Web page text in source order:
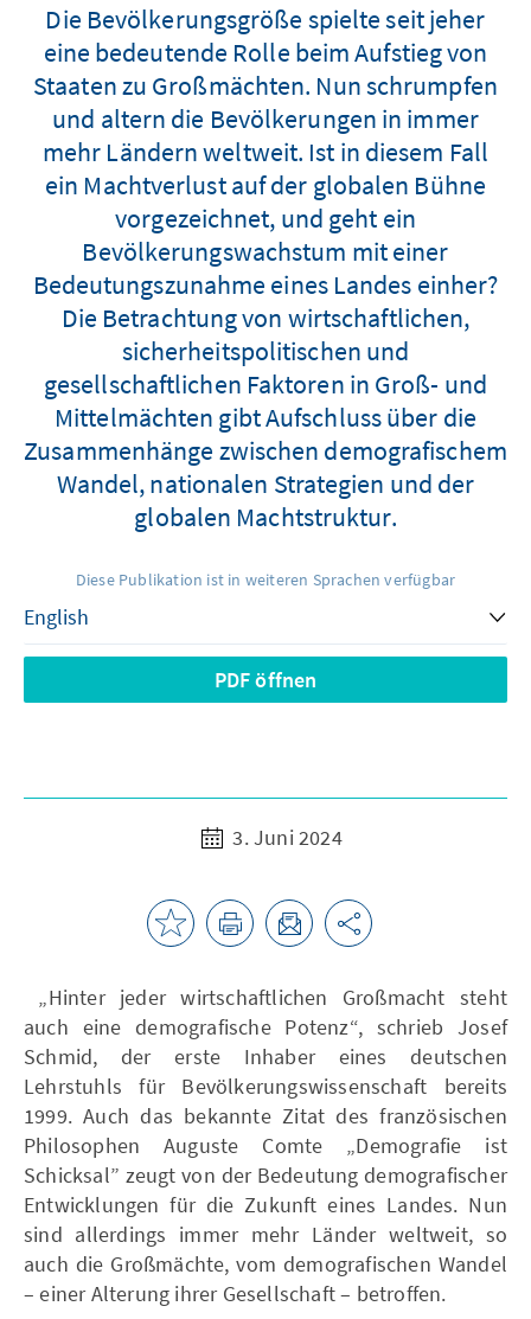
Die Bevölkerungsgröße spielte seit jeher
eine bedeutende Rolle beim Aufstieg von
Staaten zu Großmächten. Nun schrumpfen
und altern die Bevölkerungen in immer
mehr Ländern weltweit. Ist in diesem Fall
ein Machtverlust auf der globalen Bühne
vorgezeichnet, und geht ein
Bevölkerungswachstum mit einer
Bedeutungszunahme eines Landes einher?
Die Betrachtung von wirtschaftlichen,
sicherheitspolitischen und
gesellschaftlichen Faktoren in Groß- und
Mittelmächten gibt Aufschluss über die
Zusammenhänge zwischen demografischem
Wandel, nationalen Strategien und der
globalen Machtstruktur.
Diese Publikation ist in weiteren Sprachen verfügbar
PDF öffnen
3. Juni 2024
„Hinter jeder wirtschaftlichen Großmacht steht
auch eine demografische Potenz“, schrieb Josef
Schmid, der erste Inhaber eines deutschen
Lehrstuhls für Bevölkerungswissenschaft bereits
1999. Auch das bekannte Zitat des französischen
Philosophen Auguste Comte „Demografie ist
Schicksal” zeugt von der Bedeutung demografischer
Entwicklungen für die Zukunft eines Landes. Nun
sind allerdings immer mehr Länder weltweit, so
auch die Großmächte, vom demografischen Wandel
– einer Alterung ihrer Gesellschaft – betroffen.